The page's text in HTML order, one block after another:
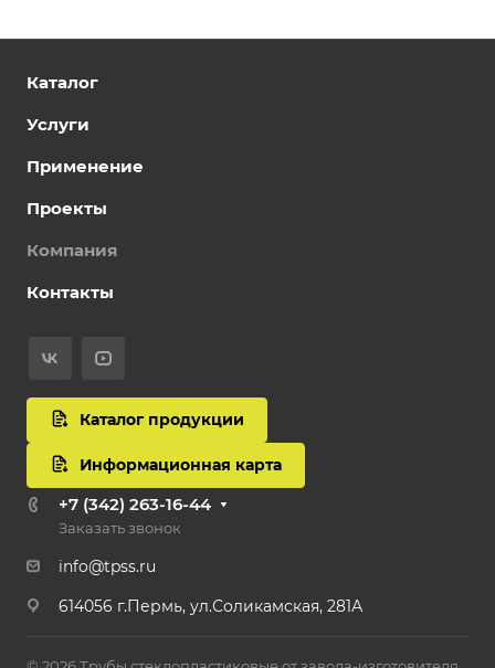
Каталог
Услуги
Применение
Проекты
Компания
Контакты
Каталог продукции
Информационная карта
+7 (342) 263-16-44
Заказать звонок
info@tpss.ru
614056 г.Пермь, ул.Соликамская, 281А